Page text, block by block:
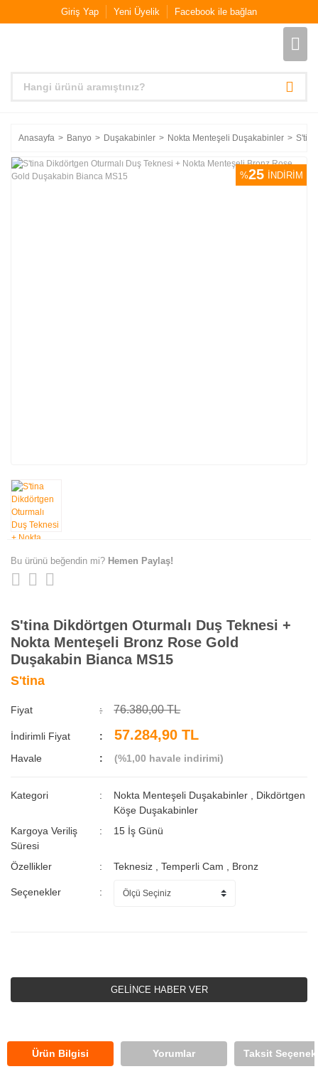
Giriş Yap Yeni Üyelik Facebook ile bağlan
Anasayfa Banyo Duşakabinler Nokta Menteşeli Duşakabinler
%25 İNDİRİM
Bu ürünü beğendin mi? Hemen Paylaş!
S'tina Dikdörtgen Oturmalı Duş Teknesi +
Nokta Menteşeli Bronz Rose Gold
Duşakabin Bianca MS15
S'tina
Fiyat 76.380,00 TL
İndirimli Fiyat 57.284,90 TL
Havale (%1,00 havale indirimi)
Kategori Nokta Menteşeli Duşakabinler
Dikdörtgen
Köşe Duşakabinler
Kargoya Veriliş
Süresi
15 İş Günü
Özellikler Teknesiz ,Temperli Cam Bronz
Seçenekler
GELİNCE HABER VER
Ürün Bilgisi Yorumlar Taksit